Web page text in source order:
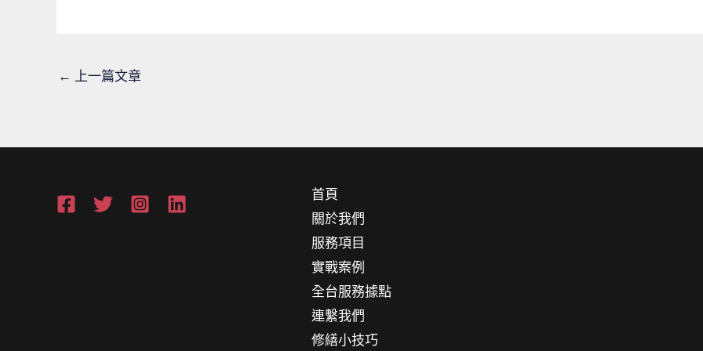
← 上一篇文章
首頁
關於我們
服務項目
實戰案例
全台服務據點
連繫我們
修繕小技巧